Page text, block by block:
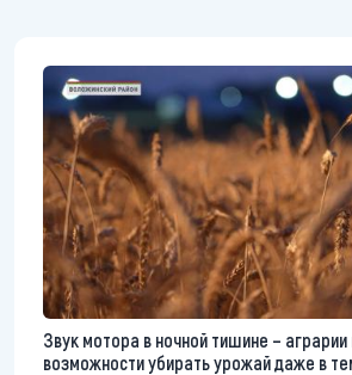
Звук мотора в ночной тишине – аграрии
возможности убирать урожай даже в